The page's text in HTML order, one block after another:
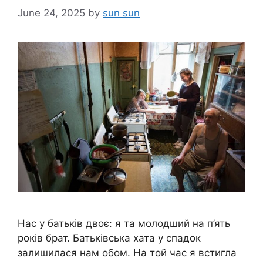
June 24, 2025 by sun sun
Нас у батьків двоє: я та молодший на п’ять
років брат. Батьківська хата у спадок
залишилася нам обом. На той час я встигла